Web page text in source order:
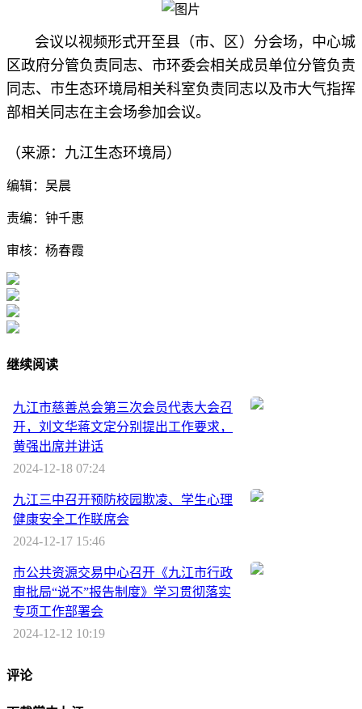
会议以视频形式开至县（市、区）分会场，中心城
区政府分管负责同志、市环委会相关成员单位分管负责
同志、市生态环境局相关科室负责同志以及市大气指挥
部相关同志在主会场参加会议。
（来源：九江生态环境局）
编辑：吴晨
责编：钟千惠
审核：杨春霞
继续阅读
九江市慈善总会第三次会员代表大会召
开，刘文华蒋文定分别提出工作要求，
黄强出席并讲话
2024-12-18 07:24
九江三中召开预防校园欺凌、学生心理
健康安全工作联席会
2024-12-17 15:46
市公共资源交易中心召开《九江市行政
审批局“说不”报告制度》学习贯彻落实
专项工作部署会
2024-12-12 10:19
评论